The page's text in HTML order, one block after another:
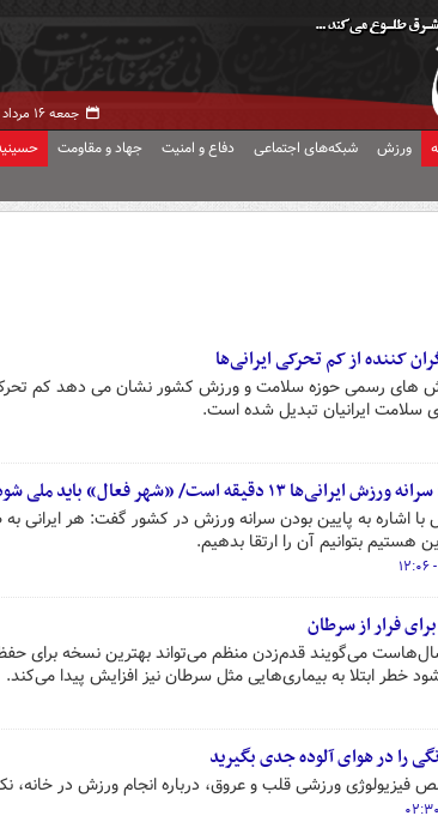
جمعه ۱۶ مرداد ۱۴۰۵ -
ورزش شبکه‌های اجتماعی دفاع و امنیت جهاد و مقاومت
کننده از کم تحرکی ایرانی‌ها
های رسمی حوزه سلامت و ورزش کشور نشان می دهد کم
ایرانیان تبدیل شده است.
۱۳ دقیقه است/ «شهر فعال» باید ملی شود
هستیم بتوانیم آن را ارتقا بدهیم.
فرار از سرطان
می‌گویند قدم‌زدن منظم می‌تواند بهترین نسخه برای
خطر ابتلا به بیماری‌هایی مثل سرطان نیز افزایش پیدا می‌کند.
را در هوای آلوده جدی بگیرید
ورزشی قلب و عروق، درباره انجام ورزش در خانه،